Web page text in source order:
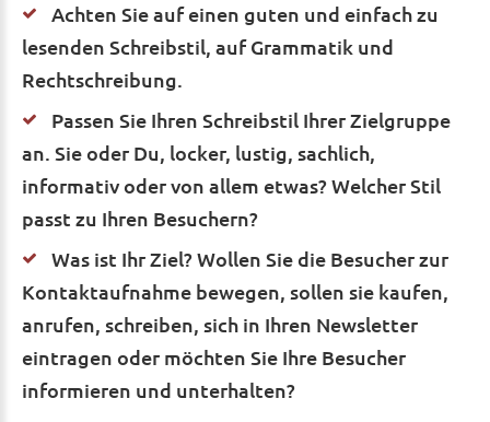
Achten Sie auf einen guten und einfach zu
lesenden Schreibstil, auf Grammatik und
Rechtschreibung.
Passen Sie Ihren Schreibstil Ihrer Zielgruppe
an. Sie oder Du, locker, lustig, sachlich,
informativ oder von allem etwas? Welcher Stil
passt zu Ihren Besuchern?
Was ist Ihr Ziel? Wollen Sie die Besucher zur
Kontaktaufnahme bewegen, sollen sie kaufen,
anrufen, schreiben, sich in Ihren Newsletter
eintragen oder möchten Sie Ihre Besucher
informieren und unterhalten?